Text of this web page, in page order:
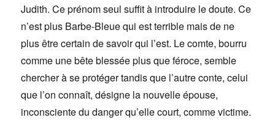
Judith. Ce prénom seul suffit à introduire le doute. Ce
n’est plus Barbe-Bleue qui est terrible mais de ne
plus être certain de savoir qui l’est. Le comte, bourru
comme une bête blessée plus que féroce, semble
chercher à se protéger tandis que l’autre conte, celui
que l’on connaît, désigne la nouvelle épouse,
inconsciente du danger qu’elle court, comme victime.